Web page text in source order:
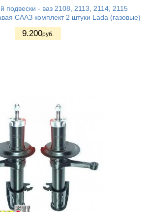
подвески - ваз 2108, 2113, 2114, 2115
СААЗ комплект 2 штуки Lada (газовые)
9.200руб.